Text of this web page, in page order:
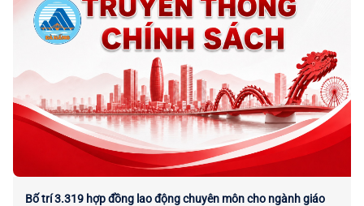
Bố trí 3.319 hợp đồng lao động chuyên môn cho ngành giáo